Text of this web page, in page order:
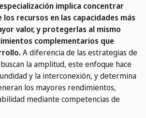
implica concentrar
recursos en las capacidades más
valor, y protegerlas al mismo
complementarios que
A diferencia de las estrategias de
la amplitud, este enfoque hace
y la interconexión, y determina
los mayores rendimientos,
mediante competencias de